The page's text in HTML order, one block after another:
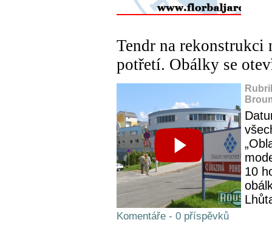
Tendr na rekonstrukci
potřetí. Obálky se
10
Komentáře - 0 příspěvků